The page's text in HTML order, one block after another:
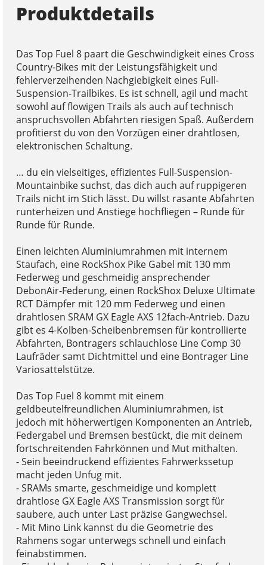
Produktdetails
Das Top Fuel 8 paart die Geschwindigkeit eines Cross
Country-Bikes mit der Leistungsfähigkeit und
fehlerverzeihenden Nachgiebigkeit eines Full-
Suspension-Trailbikes. Es ist schnell, agil und macht
sowohl auf flowigen Trails als auch auf technisch
anspruchsvollen Abfahrten riesigen Spaß. Außerdem
profitierst du von den Vorzügen einer drahtlosen,
elektronischen Schaltung.
… du ein vielseitiges, effizientes Full-Suspension-
Mountainbike suchst, das dich auch auf ruppigeren
Trails nicht im Stich lässt. Du willst rasante Abfahrten
runterheizen und Anstiege hochfliegen – Runde für
Runde für Runde.
Einen leichten Aluminiumrahmen mit internem
Staufach, eine RockShox Pike Gabel mit 130 mm
Federweg und geschmeidig ansprechender
DebonAir-Federung, einen RockShox Deluxe Ultimate
RCT Dämpfer mit 120 mm Federweg und einen
drahtlosen SRAM GX Eagle AXS 12fach-Antrieb. Dazu
gibt es 4-Kolben-Scheibenbremsen für kontrollierte
Abfahrten, Bontragers schlauchlose Line Comp 30
Laufräder samt Dichtmittel und eine Bontrager Line
Variosattelstütze.
Das Top Fuel 8 kommt mit einem
geldbeutelfreundlichen Aluminiumrahmen, ist
jedoch mit höherwertigen Komponenten an Antrieb,
Federgabel und Bremsen bestückt, die mit deinem
fortschreitenden Fahrkönnen und Mut mithalten.
- Sein beeindruckend effizientes Fahrwerkssetup
macht jeden Unfug mit.
- SRAMs smarte, geschmeidige und komplett
drahtlose GX Eagle AXS Transmission sorgt für
saubere, auch unter Last präzise Gangwechsel.
- Mit Mino Link kannst du die Geometrie des
Rahmens sogar unterwegs schnell und einfach
feinabstimmen.